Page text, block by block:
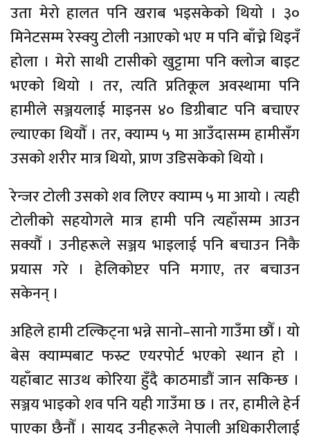
उता मेरो हालत पनि खराब भइसकेको थियो । ३०
मिनेटसम्म रेस्क्यु टोली नआएको भए म पनि बाँच्ने थिइनँ
होला । मेरो साथी टासीको खुट्टामा पनि क्लोज बाइट
भएको थियो । तर, त्यति प्रतिकूल अवस्थामा पनि
हामीले सञ्जयलाई माइनस ४० डिग्रीबाट पनि बचाएर
ल्याएका थियौँ । तर, क्याम्प ५ मा आउँदासम्म हामीसँग
उसको शरीर मात्र थियो, प्राण उडिसकेको थियो ।
रेन्जर टोली उसको शव लिएर क्याम्प ५ मा आयो । त्यही
टोलीको सहयोगले मात्र हामी पनि त्यहाँसम्म आउन
सक्यौँ । उनीहरूले सञ्जय भाइलाई पनि बचाउन निकै
प्रयास गरे । हेलिकोप्टर पनि मगाए, तर बचाउन
सकेनन् ।
अहिले हामी टल्किट्ना भन्ने सानो–सानो गाउँमा छौँ । यो
बेस क्याम्पबाट फस्र्ट एयरपोर्ट भएको स्थान हो ।
यहाँबाट साउथ कोरिया हुँदै काठमाडौं जान सकिन्छ ।
सञ्जय भाइको शव पनि यही गाउँमा छ । तर, हामीले हेर्न
पाएका छैनौँ । सायद उनीहरूले नेपाली अधिकारीलाई